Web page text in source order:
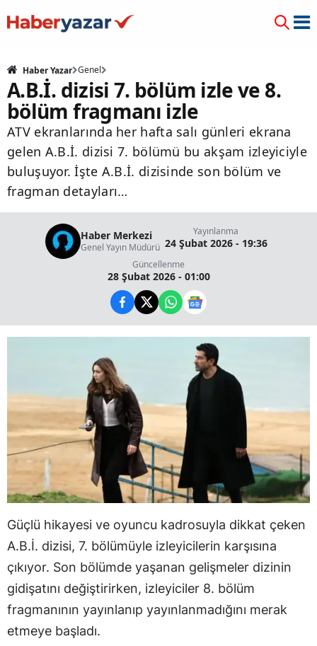
Haber Yazar Genel
A.B.İ. dizisi 7. bölüm izle ve 8.
bölüm fragmanı izle
ATV ekranlarında her hafta salı günleri ekrana
gelen A.B.İ. dizisi 7. bölümü bu akşam izleyiciyle
buluşuyor. İşte A.B.İ. dizisinde son bölüm ve
fragman detayları…
Haber Merkezi
Genel Yayın Müdürü
Yayınlanma
24 Şubat 2026 - 19:36
Güncellenme
28 Şubat 2026 - 01:00
Güçlü hikayesi ve oyuncu kadrosuyla dikkat çeken
A.B.İ. dizisi, 7. bölümüyle izleyicilerin karşısına
çıkıyor. Son bölümde yaşanan gelişmeler dizinin
gidişatını değiştirirken, izleyiciler 8. bölüm
fragmanının yayınlanıp yayınlanmadığını merak
etmeye başladı.